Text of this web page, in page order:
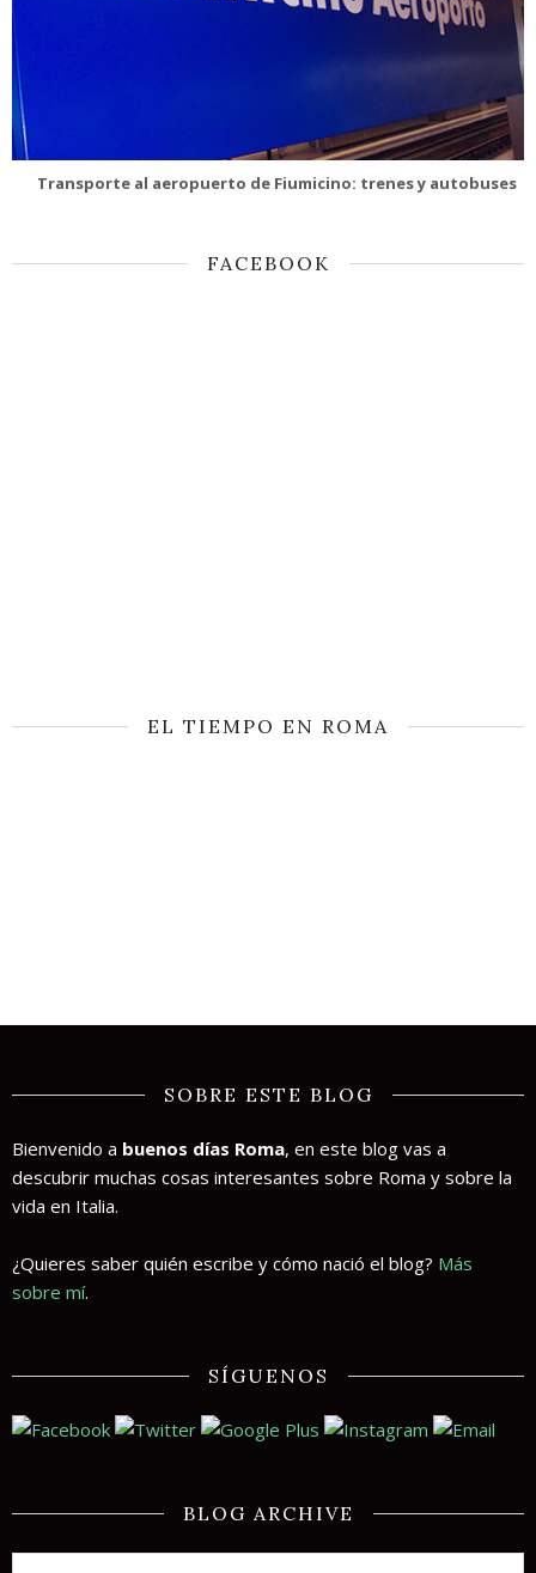
Transporte al aeropuerto de Fiumicino: trenes y autobuses
FACEBOOK
EL TIEMPO EN ROMA
SOBRE ESTE BLOG
Bienvenido a buenos días Roma, en este blog vas a
descubrir muchas cosas interesantes sobre Roma y sobre la
vida en Italia.
¿Quieres saber quién escribe y cómo nació el blog? Más
sobre mí.
SÍGUENOS
BLOG ARCHIVE